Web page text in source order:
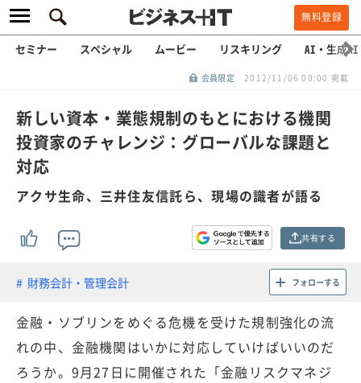
無料登録
セミナー スペシャル ムービー リスキリング AI・生成AI
会員限定 2012/11/06 00:00 掲載
新しい資本・業態規制のもとにおける機関
投資家のチャレンジ：グローバルな課題と
対応
アクサ生命、三井住友信託ら、現場の識者が語る
共有する
財務会計・管理会計 フォローする
金融・ソブリンをめぐる危機を受けた規制強化の流
れの中、金融機関はいかに対応していけばいいのだ
ろうか。9月27日に開催された「金融リスクマネジ